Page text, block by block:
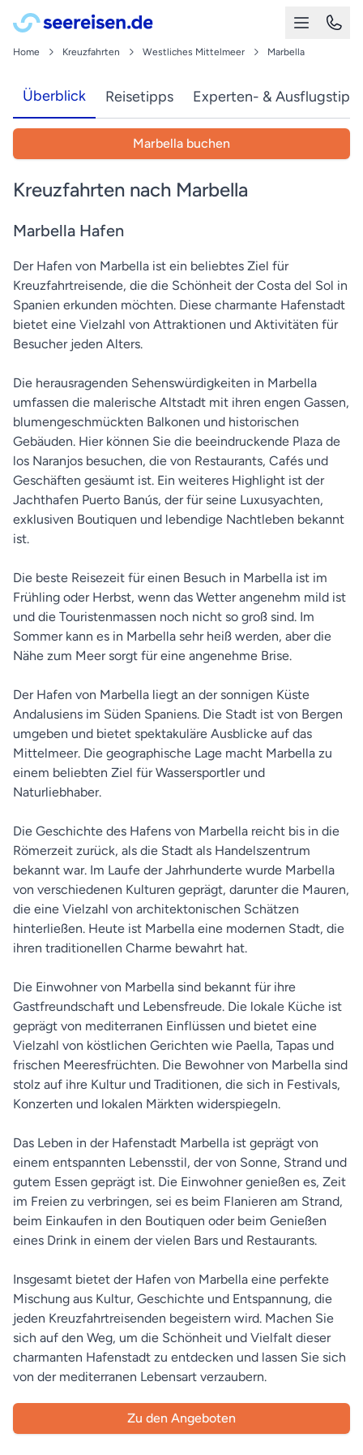
Home Kreuzfahrten Westliches Mittelmeer Marbella
Überblick Reisetipps Experten- &
Marbella buchen
Kreuzfahrten nach Marbella
Marbella Hafen
Der Hafen von Marbella ist ein beliebtes Ziel für
Kreuzfahrtreisende, die die Schönheit der Costa del Sol in
Spanien erkunden möchten. Diese charmante Hafenstadt
bietet eine Vielzahl von Attraktionen und Aktivitäten für
Besucher jeden Alters.
Die herausragenden Sehenswürdigkeiten in Marbella
umfassen die malerische Altstadt mit ihren engen Gassen,
blumengeschmückten Balkonen und historischen
Gebäuden. Hier können Sie die beeindruckende Plaza de
los Naranjos besuchen, die von Restaurants, Cafés und
Geschäften gesäumt ist. Ein weiteres Highlight ist der
Jachthafen Puerto Banús, der für seine Luxusyachten,
exklusiven Boutiquen und lebendige Nachtleben bekannt
ist.
Die beste Reisezeit für einen Besuch in Marbella ist im
Frühling oder Herbst, wenn das Wetter angenehm mild ist
und die Touristenmassen noch nicht so groß sind. Im
Sommer kann es in Marbella sehr heiß werden, aber die
Nähe zum Meer sorgt für eine angenehme Brise.
Der Hafen von Marbella liegt an der sonnigen Küste
Andalusiens im Süden Spaniens. Die Stadt ist von Bergen
umgeben und bietet spektakuläre Ausblicke auf das
Mittelmeer. Die geographische Lage macht Marbella zu
einem beliebten Ziel für Wassersportler und
Naturliebhaber.
Die Geschichte des Hafens von Marbella reicht bis in die
Römerzeit zurück, als die Stadt als Handelszentrum
bekannt war. Im Laufe der Jahrhunderte wurde Marbella
von verschiedenen Kulturen geprägt, darunter die Mauren,
die eine Vielzahl von architektonischen Schätzen
hinterließen. Heute ist Marbella eine modernen Stadt, die
ihren traditionellen Charme bewahrt hat.
Die Einwohner von Marbella sind bekannt für ihre
Gastfreundschaft und Lebensfreude. Die lokale Küche ist
geprägt von mediterranen Einflüssen und bietet eine
Vielzahl von köstlichen Gerichten wie Paella, Tapas und
frischen Meeresfrüchten. Die Bewohner von Marbella sind
stolz auf ihre Kultur und Traditionen, die sich in Festivals,
Konzerten und lokalen Märkten widerspiegeln.
Das Leben in der Hafenstadt Marbella ist geprägt von
einem entspannten Lebensstil, der von Sonne, Strand und
gutem Essen geprägt ist. Die Einwohner genießen es, Zeit
im Freien zu verbringen, sei es beim Flanieren am Strand,
beim Einkaufen in den Boutiquen oder beim Genießen
eines Drink in einem der vielen Bars und Restaurants.
Insgesamt bietet der Hafen von Marbella eine perfekte
Mischung aus Kultur, Geschichte und Entspannung, die
jeden Kreuzfahrtreisenden begeistern wird. Machen Sie
sich auf den Weg, um die Schönheit und Vielfalt dieser
charmanten Hafenstadt zu entdecken und lassen Sie sich
von der mediterranen Lebensart verzaubern.
Zu den Angeboten